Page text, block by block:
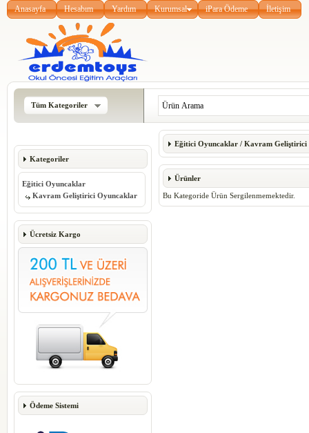
Anasayfa Hesabım Yardım Kurumsal iPara Ödeme İletişim
Tüm Kategoriler
Kategoriler
Eğitici Oyuncaklar
Kavram Geliştirici Oyuncaklar
Ücretsiz Kargo
Ödeme Sistemi
Eğitici Oyuncaklar / Kavram Geliştirici
Ürünler
Bu Kategoride Ürün Sergilenmemektedir.